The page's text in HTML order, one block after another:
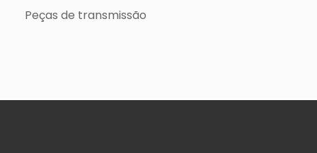
Peças de transmissão